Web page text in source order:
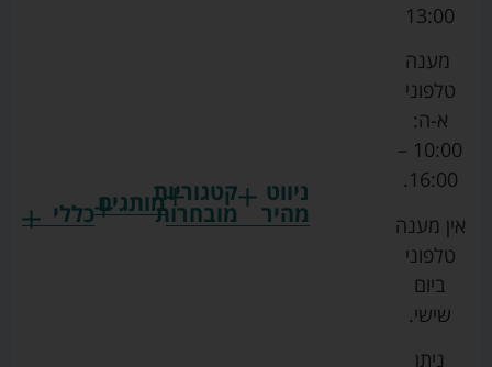
ניווט
מהיר
קטגוריות
מובחרותמותגים
גרקו
כללי
13:00
מענה
טלפוני
א-ה:
10:00 –
16:00.
אין מענה
טלפוני
ביום
שישי.
ניתן